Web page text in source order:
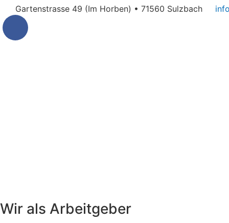
Gartenstrasse 49 (Im Horben) • 71560 Sulzbach
Wir als Arbeitgeber